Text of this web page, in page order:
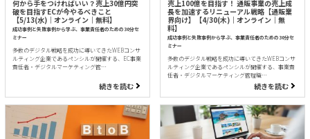
何から手をつければいい？売上30億円突
破を目指すECが今やるべきこと
【5/13(水)｜オンライン｜無料】
成功事例と失敗事例から学ぶ、事業責任者のための30分セ
ミナー
多数のデジタル戦略を成功に導いてきたWEBコンサ
ルティング企業であるペンシルが開催する、EC事業
責任者・デジタルマーケティング管…
続きを読む
売上100億を目指す！ 通販事業の売上成
長を加速するリニューアル戦略【通販業
界向け】【4/30(木)｜オンライン｜無
料】
成功事例と失敗事例から学ぶ、事業責任者のための30分セ
ミナー
多数のデジタル戦略を成功に導いてきたWEBコンサ
ルティング企業であるペンシルが開催する、事業責
任者・デジタルマーケティング管理職…
続きを読む